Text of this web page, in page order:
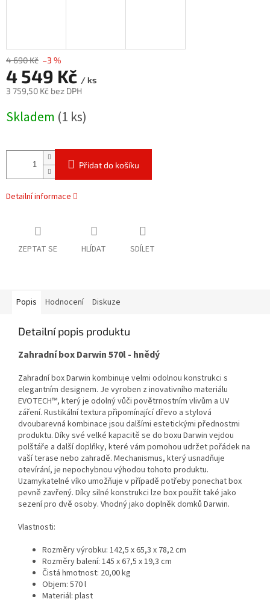
4 690 Kč –3 %
4 549 Kč / ks
3 759,50 Kč bez DPH
cena:
Skladem (1 ks)
Přidat do košíku
Detailní informace
ZEPTAT SE HLÍDAT SDÍLET
Popis Hodnocení Diskuze
Detailní popis produktu
Zahradní box Darwin 570l - hnědý
Zahradní box Darwin kombinuje velmi odolnou konstrukci s
elegantním designem. Je vyroben z inovativního materiálu
EVOTECH™, který je odolný vůči povětrnostním vlivům a UV
záření. Rustikální textura připomínající dřevo a stylová
dvoubarevná kombinace jsou dalšími estetickými přednostmi
produktu. Díky své velké kapacitě se do boxu Darwin vejdou
polštáře a další doplňky, které vám pomohou udržet pořádek na
vaší terase nebo zahradě. Mechanismus, který usnadňuje
otevírání, je nepochybnou výhodou tohoto produktu.
Uzamykatelné víko umožňuje v případě potřeby ponechat box
pevně zavřený. Díky silné konstrukci lze box použít také jako
sezení pro dvě osoby. Vhodný jako doplněk domků Darwin.
Vlastnosti:
Rozměry výrobku: 142,5 x 65,3 x 78,2 cm
Rozměry balení: 145 x 67,5 x 19,3 cm
Čistá hmotnost: 20,00 kg
Objem: 570 l
Materiál: plast